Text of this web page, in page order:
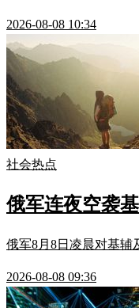
2026-08-08 10:34
社会热点
俄军连夜空袭
俄军8月8日凌晨对基辅
2026-08-08 09:36